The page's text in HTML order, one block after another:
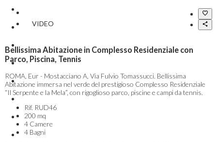
VIDEO
Bellissima Abitazione in Complesso Residenziale con
Parco, Piscina, Tennis
ROMA, Eur - Mostacciano A, Via Fulvio Tomassucci. Bellissima
Abitazione immersa nel verde del prestigioso Complesso Residenziale
“Il Serpente e la Mela”, con rigoglioso parco, piscine e campi da tennis.
Rif. RUD46
200 mq
4 Camere
4 Bagni